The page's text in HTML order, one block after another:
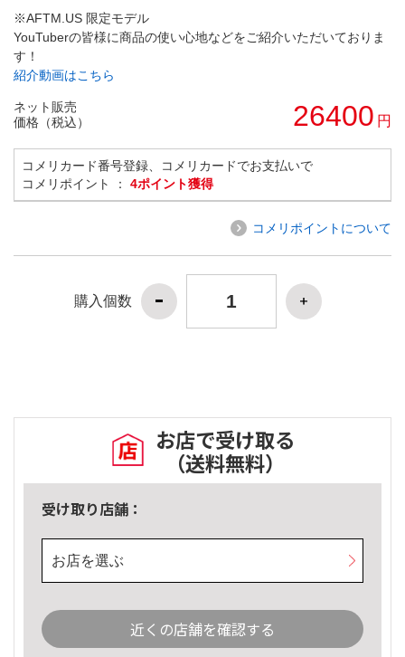
※AFTM.US 限定モデル
YouTuberの皆様に商品の使い心地などをご紹介いただいておりま
す！
紹介動画はこちら
ネット販売
価格（税込）
26400 円
コメリカード番号登録、コメリカードでお支払いで
コメリポイント ： 4ポイント獲得
コメリポイントについて
購入個数
お店で受け取る
（送料無料）
受け取り店舗：
お店を選ぶ
近くの店舗を確認する